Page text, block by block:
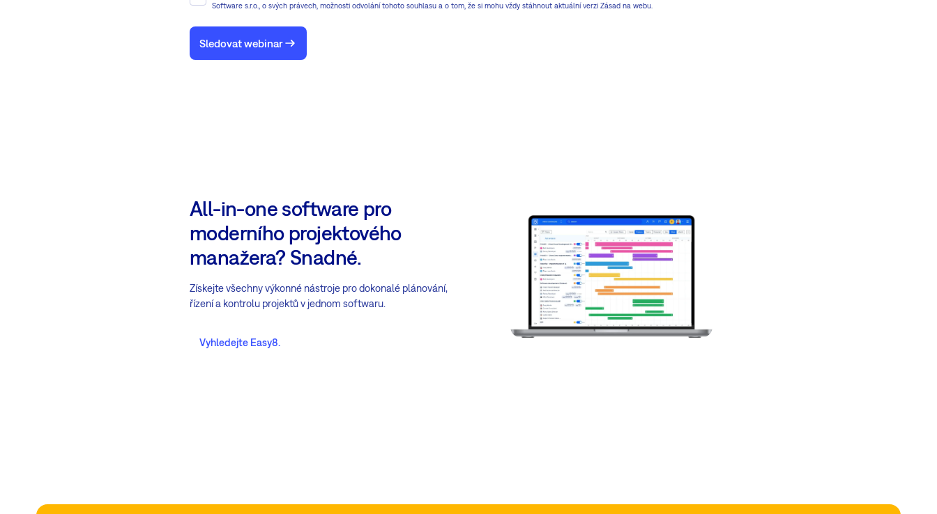
Software s.r.o., o svých právech, možnosti odvolání tohoto souhlasu a o tom, že si mohu vždy stáhnout aktuální verzi Zásad na webu.
Sledovat webinar
All-in-one software pro
moderního projektového
manažera? Snadné.
Získejte všechny výkonné nástroje pro dokonalé plánování,
řízení a kontrolu projektů v jednom softwaru.
Vyhledejte Easy8.